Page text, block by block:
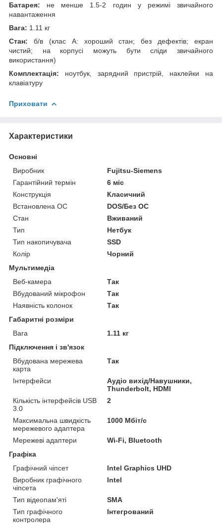
Батарея: не менше 1.5-2 годин у режимі звичайного
навантаження
Вага: 1.11 кг
Стан: б/в (клас А: хороший стан; без дефектів; екран
чистий; на корпусі можуть бути сліди звичайного
використання)
Комплектація: ноутбук, зарядний пристрій, наклейки на
клавіатуру
Приховати
Характеристики
Основні
Виробник
Fujitsu-Siemens
Гарантійний термін
6 міс
Конструкція
Класичний
Встановлена ОС
DOS/Без ОС
Стан
Вживаний
Тип
Нетбук
Тип накопичувача
SSD
Колір
Чорний
Мультимедіа
Веб-камера
Так
Вбудований мікрофон
Так
Наявність колонок
Так
Габаритні розміри
Вага
1.11 кг
Підключення і зв'язок
Вбудована мережева
карта
Так
Інтерфейси
Аудіо вихід/Навушники,
Thunderbolt, HDMI
Кількість інтерфейсів USB
3.0
2
Максимальна швидкість
мережевого адаптера
1000 Мбіт/с
Мережеві адаптери
Wi-Fi, Bluetooth
Графіка
Графічний чіпсет
Intel Graphics UHD
Виробник графічного
чіпсета
Intel
Тип відеопам'яті
SMA
Тип графічного
контролера
Інтегрований